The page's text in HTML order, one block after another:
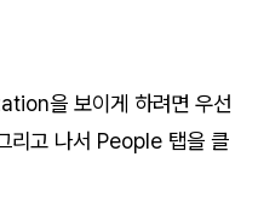
을 보이게 하려면 우선
고 나서 People 탭을 클